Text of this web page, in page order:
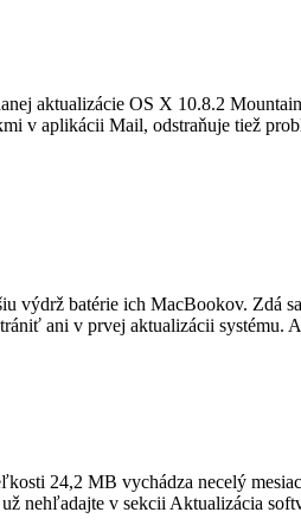
aktualizácie OS X 10.8.2
v aplikácii Mail, odstraňuje tiež
batérie ich MacBookov. Zdá
ani v prvej aktualizácii systému.
24,2 MB vychádza necelý
nehľadajte v sekcii Aktualizácia